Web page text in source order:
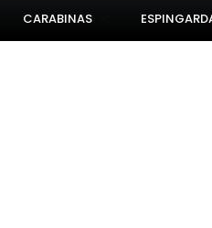
CARABINAS